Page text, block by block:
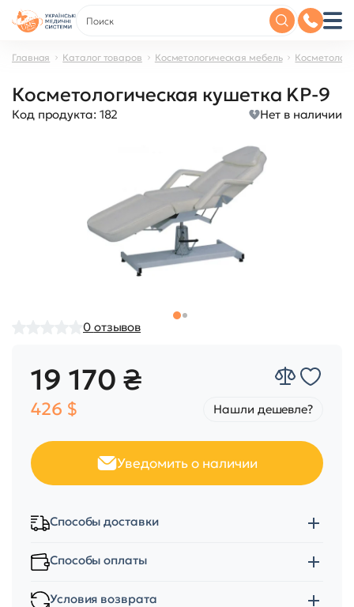
Главная Каталог товаров Косметологическая мебель
Косметологическая кушетка KP-9
Код продукта: 182 Нет в наличии
0 отзывов
19 170 ₴
426 $ Нашли дешевле?
Уведомить о наличии
Способы доставки
Способы оплаты
Условия возврата